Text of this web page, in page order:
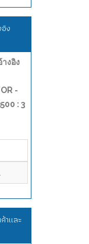
อิง
างอิง
-
: 3
าและ